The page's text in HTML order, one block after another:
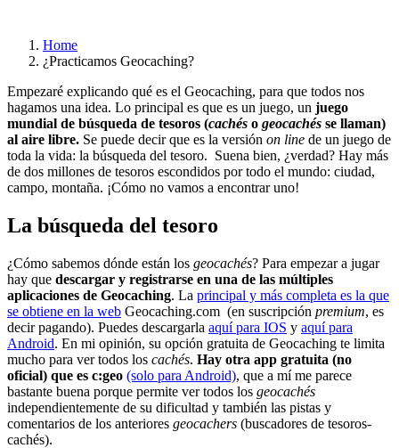
Home
¿Practicamos Geocaching?
Empezaré explicando qué es el Geocaching, para que todos nos
hagamos una idea. Lo principal es que es un juego, un juego
mundial de búsqueda de tesoros (cachés o geocachés se llaman)
al aire libre. Se puede decir que es la versión on line de un juego de
toda la vida: la búsqueda del tesoro. Suena bien, ¿verdad? Hay más
de dos millones de tesoros escondidos por todo el mundo: ciudad,
campo, montaña. ¡Cómo no vamos a encontrar uno!
La búsqueda del tesoro
¿Cómo sabemos dónde están los geocachés? Para empezar a jugar
hay que descargar y registrarse en una de las múltiples
aplicaciones de Geocaching. La principal y más completa es la que
se obtiene en la web Geocaching.com (en suscripción premium, es
decir pagando). Puedes descargarla aquí para IOS y aquí para
Android. En mi opinión, su opción gratuita de Geocaching te limita
mucho para ver todos los cachés. Hay otra app gratuita (no
oficial) que es c:geo (solo para Android), que a mí me parece
bastante buena porque permite ver todos los geocachés
independientemente de su dificultad y también las pistas y
comentarios de los anteriores geocachers (buscadores de tesoros-
cachés).